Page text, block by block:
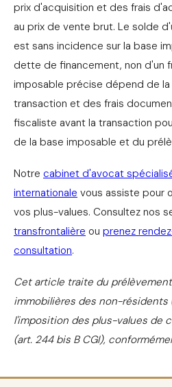
prix d'acquisition et des frais
au prix de vente brut. Le solde
est sans incidence sur la base
dette de financement, non d'un
imposable précise dépend de
transaction et des frais
fiscaliste avant la transaction
de la base imposable et du
Notre cabinet d'avocat
internationale vous assiste pour
vos plus-values. Consultez nos
transfrontalière ou prenez
consultation.
Cet article traite du
immobilières des non-résidents
l'imposition des plus-values de
(art. 244 bis B CGI),